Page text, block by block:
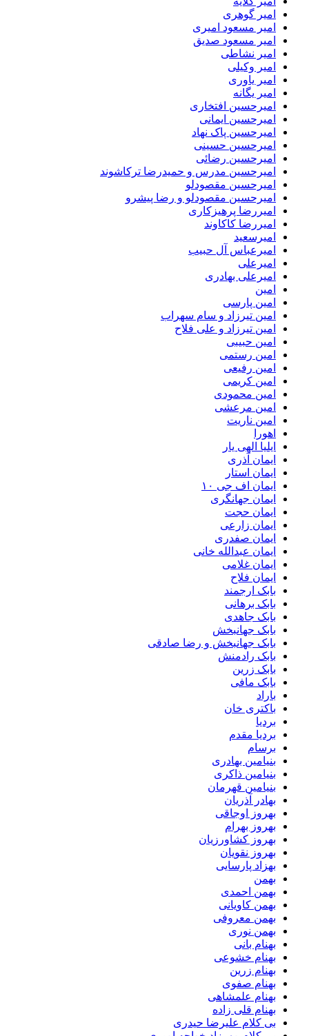
امیر گوهری
امیر مسعود امیری
امیر مسعود صدیق
امیر نشاطی
امیر وکیلی
امیر یاوری
امیر یگانه
امیرحسین افتخاری
امیرحسین ایمانی
امیرحسین پاک نهاد
امیرحسین حسینی
امیرحسین رضائی
امیرحسین مدرس و حمیدرضا ترکاشوند
امیرحسین مقصودلو
امیرحسین مقصودلو و رضا پیشرو
امیررضا پرهیزکاری
امیررضا کاکاوند
امیرسعید
امیرعباس آل حبیب
امیرعلی
امیرعلی بهادری
امین
امین پارسی
امین تیرزاد و سام سهراب
امین تیرزاد و علی فلاح
امین حبیبی
امین رستمی
امین رفیعی
امین کریمی
امین محمودی
امین مرعشی
امین ناریت
اهورا
ایلیا الهی یار
ایمان آذری
ایمان استار
ایمان اف جی ۱۰
ایمان جهانگری
ایمان حجت
ایمان زارعی
ایمان صفدری
ایمان عبدالله خانی
ایمان غلامی
ایمان فلاح
بابک ارجمند
بابک برهانی
بابک جاهدی
بابک جهانبخش
بابک جهانبخش و رضا صادقی
بابک رادمنش
بابک زرین
بابک مافی
باراد
باکتری خان
بردیا
بردیا مقدم
برسام
بنیامین بهادری
بنیامین ذاکری
بنیامین قهرمان
بهادر آذریان
بهروز اوجاقی
بهروز بهرام
بهروز کشاورزیان
بهروز نقویان
بهزاد پارسایی
بهمن
بهمن احمدی
بهمن کاویانی
بهمن معروفی
بهمن نوری
بهنام بانی
بهنام خشوعی
بهنام زرین
بهنام صفوی
بهنام علمشاهی
بهنام قلی زاده
بی کلام علیرضا حیدری